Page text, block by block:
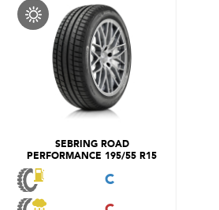
SEBRING ROAD
PERFORMANCE 195/55 R15
C